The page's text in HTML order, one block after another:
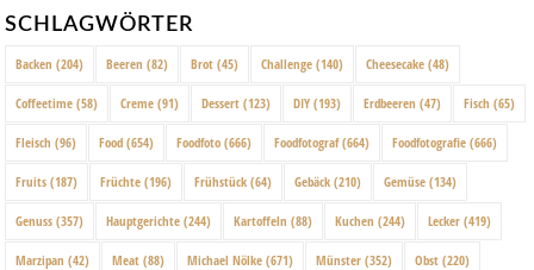
SCHLAGWÖRTER
Backen (204) Beeren (82) Brot (45) Challenge (140) Cheesecake (48)
Coffeetime (58) Creme (91) Dessert (123) DIY (193) Erdbeeren (47) Fisch (65)
Fleisch (96) Food (654) Foodfoto (666) Foodfotograf(664) Foodfotografie (666)
Fruits (187) Früchte (196) Frühstück (64) Gebäck (210) Gemüse (134)
Genuss (357) Hauptgerichte (244) Kartoffeln (88) Kuchen (244) Lecker (419)
Marzipan (42) Meat (88) Michael Nölke (671) Münster (352) Obst (220)